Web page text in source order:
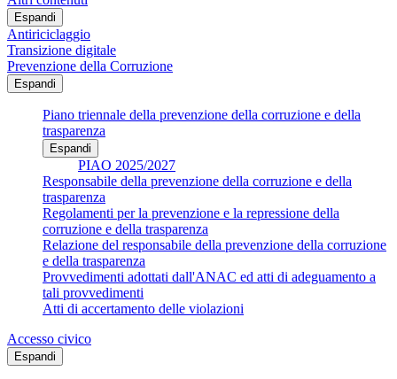
Espandi
Antiriciclaggio
Transizione digitale
Prevenzione della Corruzione
Espandi
Piano triennale della prevenzione della corruzione e della
trasparenza
Espandi
PIAO 2025/2027
Responsabile della prevenzione della corruzione e della
trasparenza
Regolamenti per la prevenzione e la repressione della
corruzione e della trasparenza
Relazione del responsabile della prevenzione della corruzione
e della trasparenza
Provvedimenti adottati dall'ANAC ed atti di adeguamento a
tali provvedimenti
Atti di accertamento delle violazioni
Accesso civico
Espandi